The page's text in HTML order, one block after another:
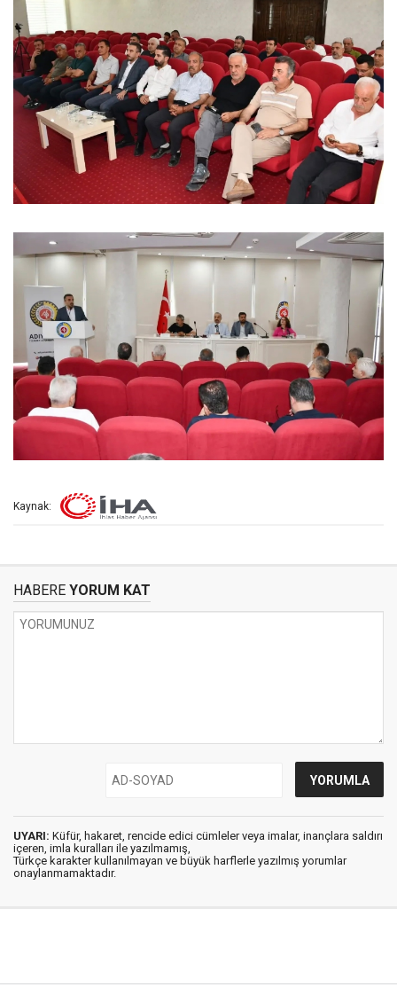
Kaynak:
HABERE YORUM KAT
UYARI: Küfür, hakaret, rencide edici cümleler veya imalar, inançlara saldırı
içeren, imla kuralları ile yazılmamış,
Türkçe karakter kullanılmayan ve büyük harflerle yazılmış yorumlar
onaylanmamaktadır.